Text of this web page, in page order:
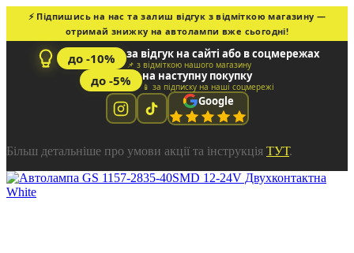
⚡ Підпишись на нас та залиш відгук з відміткою магазину —
отримай знижку на автолампи вже сьогодні!
до -10% за відгук на сайті або в соцмережах
📌 з відміткою нашого магазину
до -5% на наступну покупку
📱 за підписку на наші соцмережі
Google
Більш детальніше про умови акції та інструкція ТУТ.